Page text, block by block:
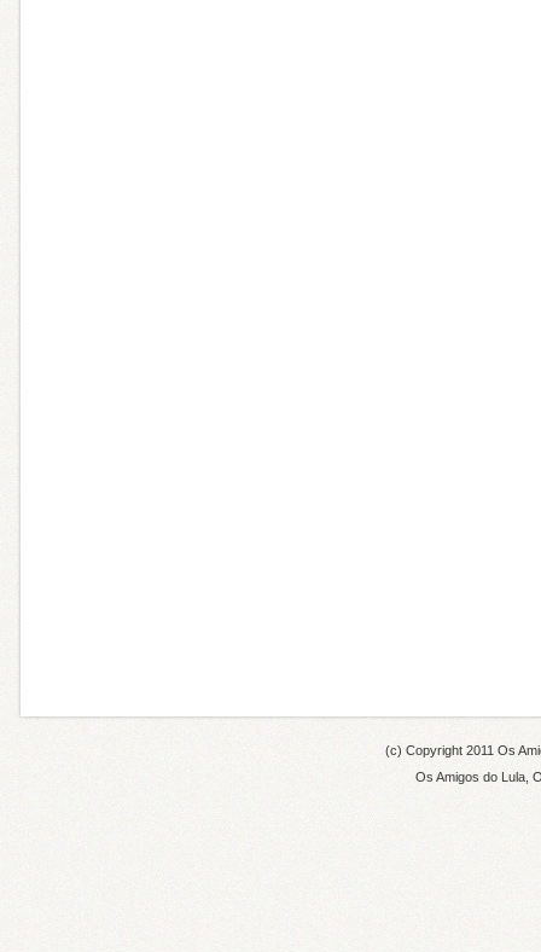
(c) Copyright 2011 Os
Os Amigos do Lula